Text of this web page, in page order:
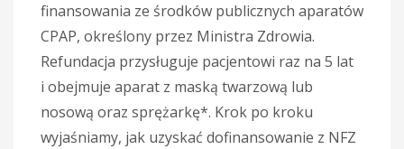
finansowania ze środków publicznych aparatów
CPAP, określony przez Ministra Zdrowia.
Refundacja przysługuje pacjentowi raz na 5 lat
i obejmuje aparat z maską twarzową lub
nosową oraz sprężarkę*. Krok po kroku
wyjaśniamy, jak uzyskać dofinansowanie z NFZ